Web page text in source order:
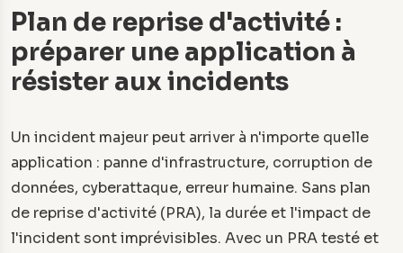
Plan de reprise d'activité :
préparer une application à
résister aux incidents
Un incident majeur peut arriver à n'importe quelle
application : panne d'infrastructure, corruption de
données, cyberattaque, erreur humaine. Sans plan
de reprise d'activité (PRA), la durée et l'impact de
l'incident sont imprévisibles. Avec un PRA testé et